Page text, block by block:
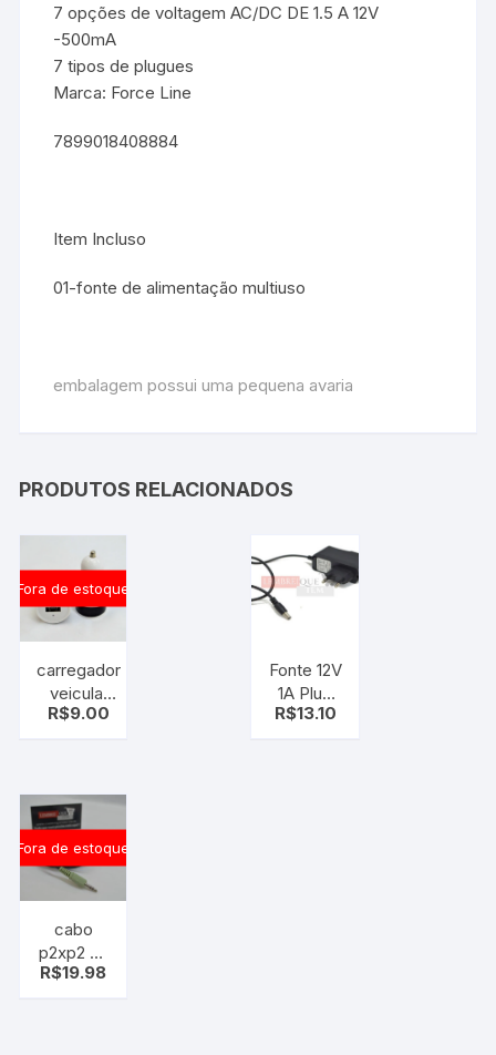
7 opções de voltagem AC/DC DE 1.5 A 12V
-500mA
7 tipos de plugues
Marca: Force Line
7899018408884
Item Incluso
01-fonte de alimentação multiuso
embalagem possui uma pequena avaria
PRODUTOS RELACIONADOS
Fora de estoque
carregador
veicular
C/2 saida
R$9.00
Fonte 12V
1A Plug
P4
R$13.10
Fora de estoque
cabo
p2xp2 C/
anti-
R$19.98